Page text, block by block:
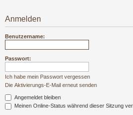
Anmelden
Benutzername:
Passwort:
Ich habe mein Passwort vergessen
Die Aktivierungs-E-Mail erneut senden
Angemeldet bleiben
Meinen Online-Status während dieser Sitzung